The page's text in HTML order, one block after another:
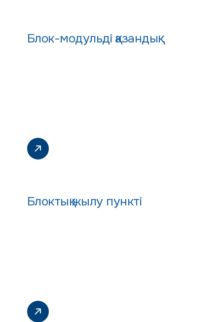
Блок-модульді қазандық
Блоктық жылу пункті